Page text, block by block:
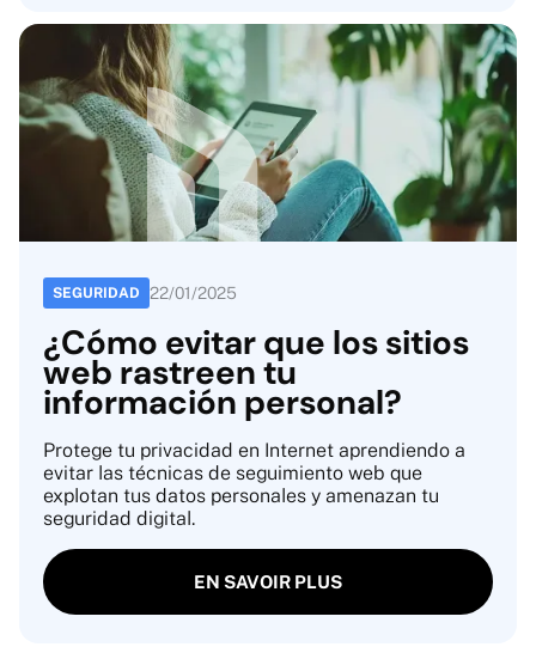
SEGURIDAD 22/01/2025
¿Cómo evitar que los sitios
web rastreen tu
información personal?
Protege tu privacidad en Internet aprendiendo a
evitar las técnicas de seguimiento web que
explotan tus datos personales y amenazan tu
seguridad digital.
EN SAVOIR PLUS